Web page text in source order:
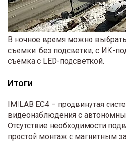
В ночное время можно
съемки: без подсветки, с ИК-
съемка с LED-подсветкой.
Итоги
IMILAB EC4 – продвинутая
видеонаблюдения с
Отсутствие необходимости
простой монтаж с магнитным